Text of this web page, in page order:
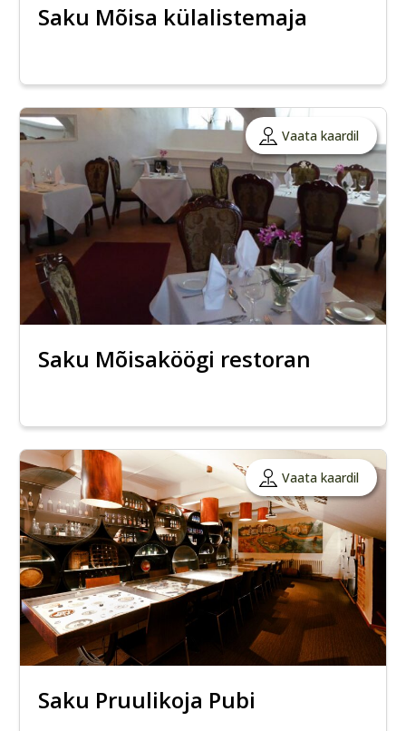
Saku Mõisa külalistemaja
Vaata kaardil
Saku Mõisaköögi restoran
Vaata kaardil
Saku Pruulikoja Pubi